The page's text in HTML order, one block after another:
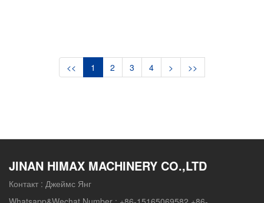
<< 1 2 3 4 > >>
JINAN HIMAX MACHINERY CO.,LTD
Контакт : Джеймс Янг